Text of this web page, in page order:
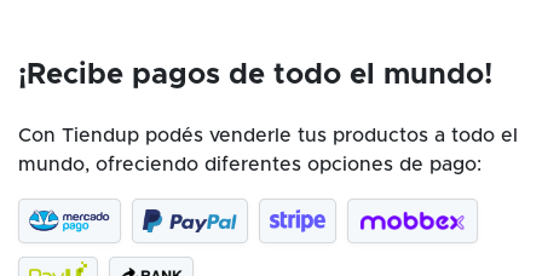
¡Recibe pagos de todo el mundo!
Con Tiendup podés venderle tus productos a todo el
mundo, ofreciendo diferentes opciones de pago: